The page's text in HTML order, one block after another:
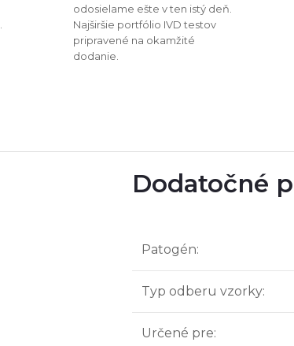
odosielame ešte v ten istý deň.
Najširšie portfólio IVD testov
pripravené na okamžité
dodanie.
Dodatočné
Patogén:
Typ odberu vzorky:
Určené pre: